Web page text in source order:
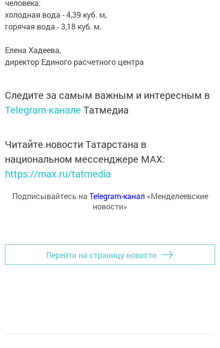
человека:
холодная вода - 4,39 куб. м,
горячая вода - 3,18 куб. м.
Елена Хадеева,
директор Единого расчетного центра
Следите за самым важным и интересным в
Telegram-канале Татмедиа
Читайте новости Татарстана в
национальном мессенджере MАХ:
https://max.ru/tatmedia
Подписывайтесь на Telegram-канал «Менделеевские
новости»
Перейти на страницу новости